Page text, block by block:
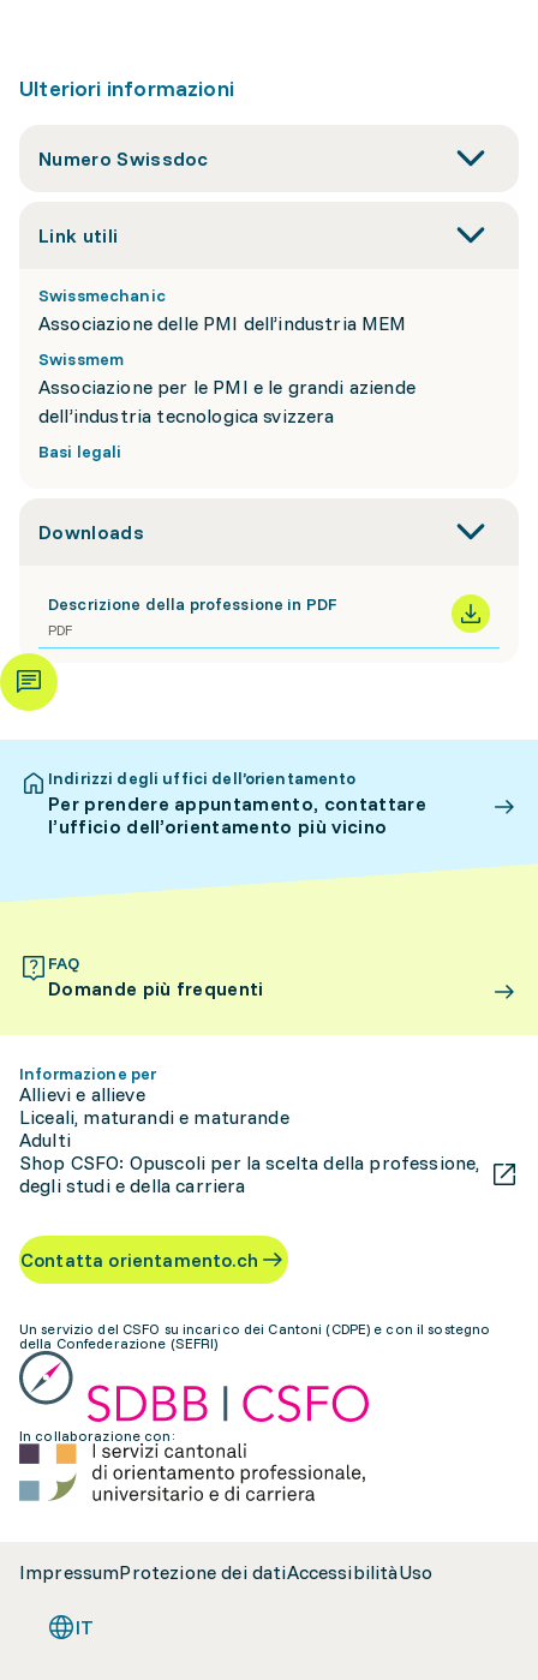
Ulteriori informazioni
Numero Swissdoc
Link utili
Swissmechanic
Associazione delle PMI dell’industria MEM
Swissmem
Associazione per le PMI e le grandi aziende
dell’industria tecnologica svizzera
Basi legali
Downloads
Descrizione della professione in PDF
PDF
Indirizzi degli uffici dell’orientamento
Per prendere appuntamento, contattare
l’ufficio dell’orientamento più vicino
FAQ
Domande più frequenti
Informazione per
Allievi e allieve
Liceali, maturandi e maturande
Adulti
Shop CSFO: Opuscoli per la scelta della professione,
degli studi e della carriera
Contatta orientamento.ch
Un servizio del CSFO su incarico dei Cantoni (CDPE) e con il sostegno
della Confederazione (SEFRI)
In collaborazione con:
ImpressumProtezione dei datiAccessibilitàUso
IT